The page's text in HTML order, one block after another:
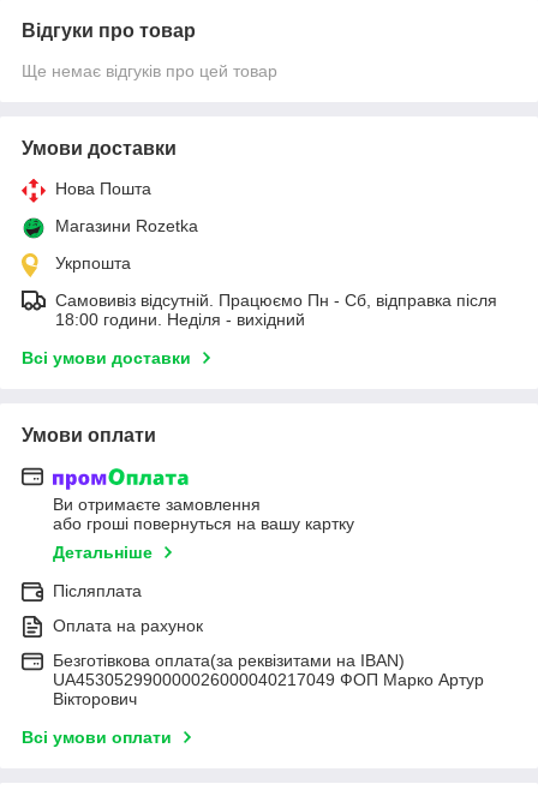
Відгуки про товар
Ще немає відгуків про цей товар
Умови доставки
Нова Пошта
Магазини Rozetka
Укрпошта
Самовивіз відсутній. Працюємо Пн - Сб, відправка після
18:00 години. Неділя - вихідний
Всі умови доставки
Умови оплати
Ви отримаєте замовлення
або гроші повернуться на вашу картку
Детальніше
Післяплата
Оплата на рахунок
Безготівкова оплата(за реквізитами на IBAN)
UA453052990000026000040217049 ФОП Марко Артур
Вікторович
Всі умови оплати